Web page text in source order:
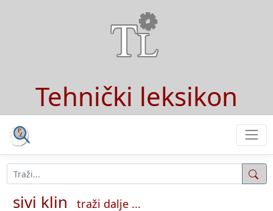
Tehnički leksikon
sivi klin traži dalje ...